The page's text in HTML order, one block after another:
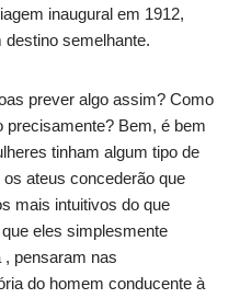
inaugural em 1912,
destino semelhante.
prever algo assim? Como
precisamente? Bem, é bem
tinham algum tipo de
ateus concederão que
mais intuitivos do que
eles simplesmente
pensaram nas
do homem conducente à